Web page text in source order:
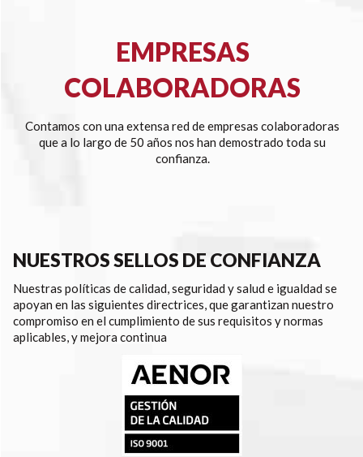
EMPRESAS
COLABORADORAS
Contamos con una extensa red de empresas colaboradoras
que a lo largo de 50 años nos han demostrado toda su
confianza.
NUESTROS SELLOS DE CONFIANZA
Nuestras políticas de calidad, seguridad y salud e igualdad se
apoyan en las siguientes directrices, que garantizan nuestro
compromiso en el cumplimiento de sus requisitos y normas
aplicables, y mejora continua